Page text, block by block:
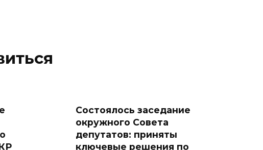
Состоялось заседание
окружного Совета
депутатов: приняты
ключевые решения по